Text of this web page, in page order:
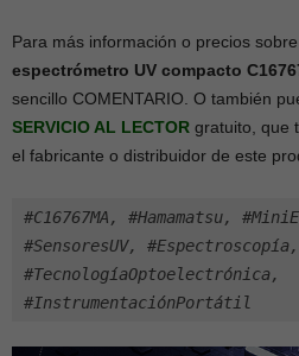
Para más información o precios
espectrómetro UV compacto
sencillo COMENTARIO. O también
SERVICIO AL LECTOR gratuito, que
el fabricante o distribuidor de este
#C16767MA, #Hamamatsu,
#SensoresUV, #Espectroscopía,
#TecnologíaOptoelectrónica,
#InstrumentaciónPortátil